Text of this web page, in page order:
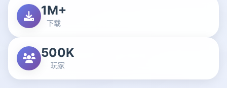
1M+
下载
500K
玩家